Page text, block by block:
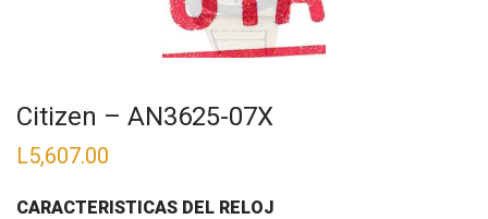
Citizen – AN3625-07X
L5,607.00
CARACTERISTICAS DEL RELOJ